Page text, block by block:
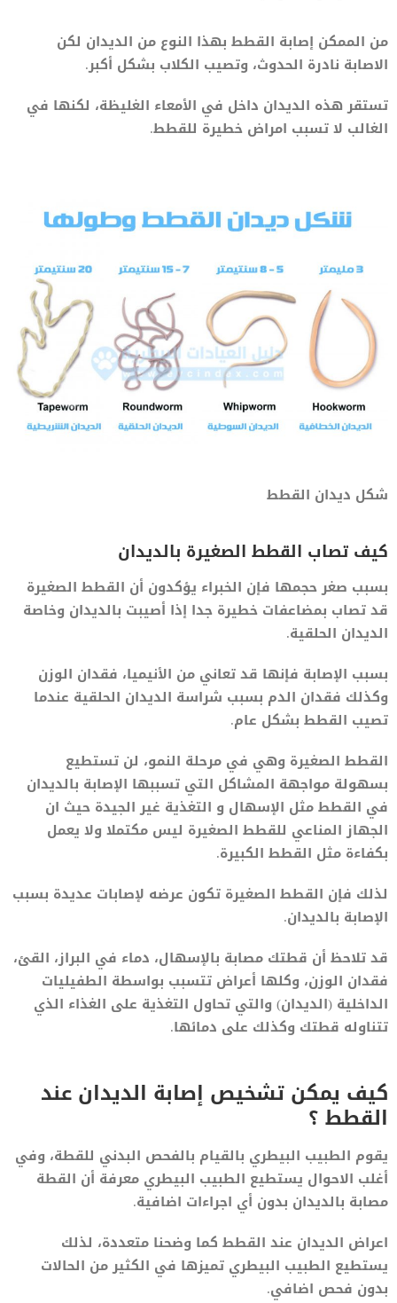
من الممكن إصابة القطط بهذا النوع من الديدان لكن
الاصابة نادرة الحدوث، وتصيب الكلاب بشكل أكبر.
تستقر هذه الديدان داخل في الأمعاء الغليظة، لكنها في
الغالب لا تسبب امراض خطيرة للقطط.
شكل ديدان القطط
كيف تصاب القطط الصغيرة بالديدان
بسبب صغر حجمها فإن الخبراء يؤكدون أن القطط الصغيرة
قد تصاب بمضاعفات خطيرة جدا إذا أصيبت بالديدان وخاصة
الديدان الحلقية.
بسبب الإصابة فإنها قد تعاني من الأنيميا، فقدان الوزن
وكذلك فقدان الدم بسبب شراسة الديدان الحلقية عندما
تصيب القطط بشكل عام.
القطط الصغيرة وهي في مرحلة النمو، لن تستطيع
بسهولة مواجهة المشاكل التي تسببها الإصابة بالديدان
في القطط مثل الإسهال و التغذية غير الجيدة حيث ان
الجهاز المناعي للقطط الصغيرة ليس مكتملا ولا يعمل
بكفاءة مثل القطط الكبيرة.
لذلك فإن القطط الصغيرة تكون عرضه لإصابات عديدة بسبب
الإصابة بالديدان.
قد تلاحظ أن قطتك مصابة بالإسهال، دماء في البراز، القئ،
فقدان الوزن، وكلها أعراض تتسبب بواسطة الطفيليات
الداخلية (الديدان) والتي تحاول التغذية على الغذاء الذي
تتناوله قطتك وكذلك على دمائها.
كيف يمكن تشخيص إصابة الديدان عند
القطط ؟
يقوم الطبيب البيطري بالقيام بالفحص البدني للقطة، وفي
أغلب الاحوال يستطيع الطبيب البيطري معرفة أن القطة
مصابة بالديدان بدون أي اجراءات اضافية.
اعراض الديدان عند القطط كما وضحنا متعددة، لذلك
يستطيع الطبيب البيطري تميزها في الكثير من الحالات
بدون فحص اضافي.